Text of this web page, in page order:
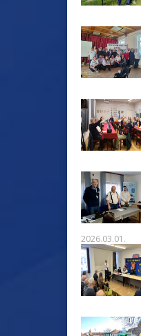
2026.03.01.